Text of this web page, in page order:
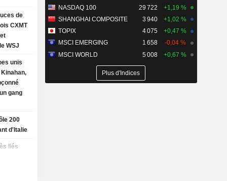
de
CXMT
WSJ
unis
gang
200
d'Italie
liés
NASDAQ 100
29 722
+1,19 %
SHANGHAI COMPOSITE
3 940
+1,02 %
TOPIX
4 075
+0,47 %
MSCI EMERGING
1 658
-0,04 %
MSCI WORLD
5 008 +0,67 %
Plus d'Indices